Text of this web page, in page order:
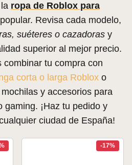
ropa de Roblox para
Revisa cada modelo,
suéteres o cazadorasy
superior al mejor precio.
combinar tu compra con
corta o larga Robloxo
y accesorios para
gaming. ¡Haz tu pedido y
ciudad de España!
-17%